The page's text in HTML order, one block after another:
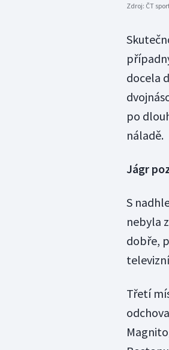
Zdroj: ČT
docela
po
náladě.
Jágr
S
nebyla
dobře,
Třetí